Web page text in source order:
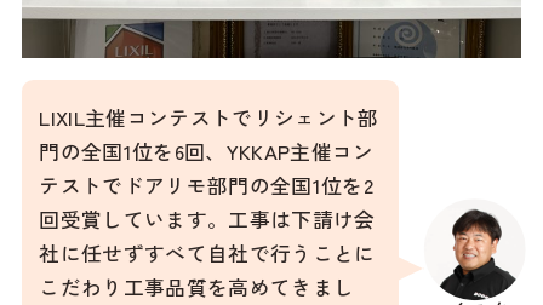
LIXIL主催コンテストでリシェント部
門の全国1位を6回、YKKAP主催コン
テストでドアリモ部門の全国1位を2
回受賞しています。工事は下請け会
社に任せずすべて自社で行うことに
こだわり工事品質を高めてきまし